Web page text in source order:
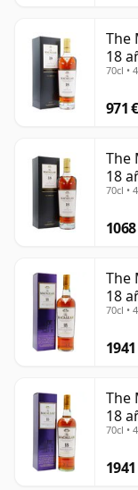
The
18
70cl •
971 €
The
18
70cl •
The
18
70cl •
The
18
70cl •